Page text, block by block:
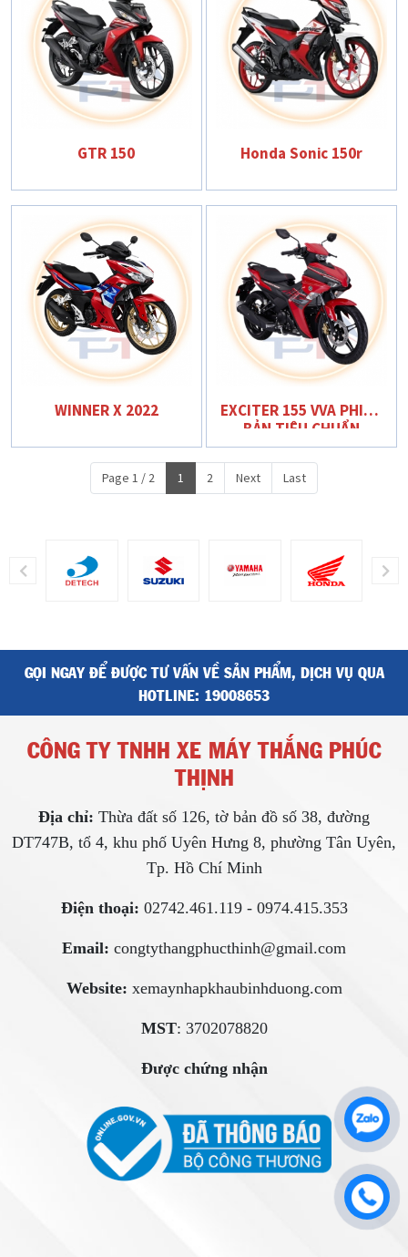
GTR 150 Honda Sonic 150r
WINNER X 2022
EXCITER 155 VVA PHIÊN
BẢN TIÊU CHUẨN
Page 1 / 2 1 2 Next Last
GỌI NGAY ĐỂ ĐƯỢC TƯ VẤN VỀ SẢN PHẨM, DỊCH VỤ QUA
HOTLINE: 19008653
CÔNG TY TNHH XE MÁY THẮNG PHÚC
THỊNH
Địa chỉ: Thừa đất số 126, tờ bản đồ số 38, đường
DT747B, tổ 4, khu phố Uyên Hưng 8, phường Tân Uyên,
Tp. Hồ Chí Minh
Điện thoại: 02742.461.119 - 0974.415.353
Email: congtythangphucthinh@gmail.com
Website: xemaynhapkhaubinhduong.com
MST: 3702078820
Được chứng nhận